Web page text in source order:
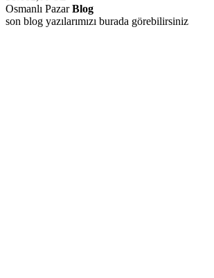
Osmanlı PazarBlog
son blog yazılarımızı burada görebilirsiniz